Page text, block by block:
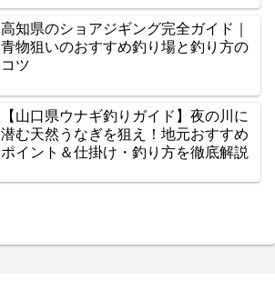
高知県のショアジギング完全ガイド｜
青物狙いのおすすめ釣り場と釣り方の
コツ
【山口県ウナギ釣りガイド】夜の川に
潜む天然うなぎを狙え！地元おすすめ
ポイント＆仕掛け・釣り方を徹底解説